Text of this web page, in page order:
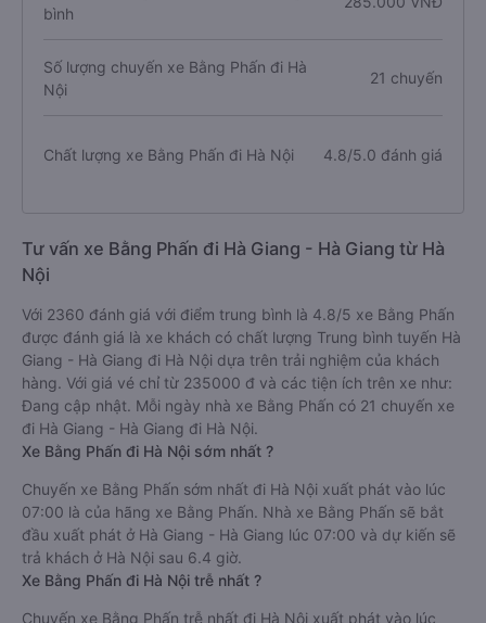
bình
Số lượng chuyến xe Bằng Phấn đi Hà
Nội
21 chuyến
Chất lượng xe Bằng Phấn đi Hà Nội 4.8/5.0 đánh giá
Tư vấn xe Bằng Phấn đi Hà Giang - Hà Giang từ Hà
Nội
Với 2360 đánh giá với điểm trung bình là 4.8/5 xe Bằng Phấn
được đánh giá là xe khách có chất lượng Trung bình tuyến Hà
Giang - Hà Giang đi Hà Nội dựa trên trải nghiệm của khách
hàng. Với giá vé chỉ từ 235000 đ và các tiện ích trên xe như:
Đang cập nhật. Mỗi ngày nhà xe Bằng Phấn có 21 chuyến xe
đi Hà Giang - Hà Giang đi Hà Nội.
Xe Bằng Phấn đi Hà Nội sớm nhất ?
Chuyến xe Bằng Phấn sớm nhất đi Hà Nội xuất phát vào lúc
07:00 là của hãng xe Bằng Phấn. Nhà xe Bằng Phấn sẽ bắt
đầu xuất phát ở Hà Giang - Hà Giang lúc 07:00 và dự kiến sẽ
trả khách ở Hà Nội sau 6.4 giờ.
Xe Bằng Phấn đi Hà Nội trễ nhất ?
Chuyến xe Bằng Phấn trễ nhất đi Hà Nội xuất phát vào lúc